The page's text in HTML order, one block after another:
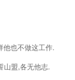
也不做这工作.
盟,各无他志.